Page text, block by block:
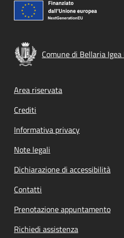
Comune di Bellaria
Footer menu
Area riservata
Crediti
Informativa privacy
Note legali
Dichiarazione di accessibilità
Contatti
Prenotazione appuntamento
Richiedi assistenza